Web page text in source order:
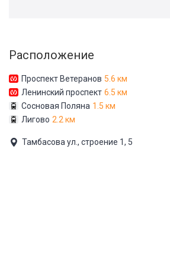
Расположение
Проспект Ветеранов 5.6 км
Ленинский проспект 6.5 км
Сосновая Поляна 1.5 км
Лигово 2.2 км
Тамбасова ул., строение 1, 5